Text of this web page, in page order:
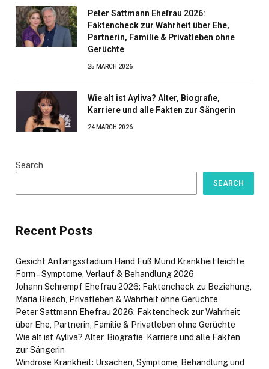
Peter Sattmann Ehefrau 2026:
Faktencheck zur Wahrheit über Ehe,
Partnerin, Familie & Privatleben ohne
Gerüchte
25 MARCH 2026
Wie alt ist Ayliva? Alter, Biografie,
Karriere und alle Fakten zur Sängerin
24 MARCH 2026
Search
SEARCH
Recent Posts
Gesicht Anfangsstadium Hand Fuß Mund Krankheit leichte
Form – Symptome, Verlauf & Behandlung 2026
Johann Schrempf Ehefrau 2026: Faktencheck zu Beziehung,
Maria Riesch, Privatleben & Wahrheit ohne Gerüchte
Peter Sattmann Ehefrau 2026: Faktencheck zur Wahrheit
über Ehe, Partnerin, Familie & Privatleben ohne Gerüchte
Wie alt ist Ayliva? Alter, Biografie, Karriere und alle Fakten
zur Sängerin
Windrose Krankheit: Ursachen, Symptome, Behandlung und